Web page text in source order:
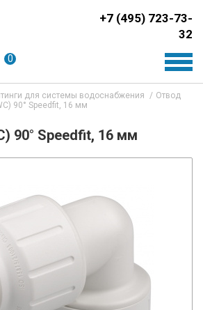
+7 (495) 723-73-
32
0
для системы водоснабжения
Отвод
90° Speedfit, 16 мм
90° Speedfit, 16 мм